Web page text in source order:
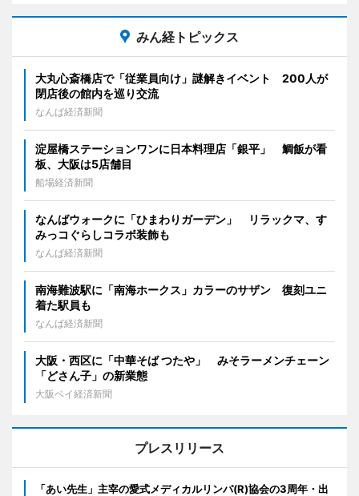
みん経トピックス
大丸心斎橋店で「従業員向け」謎解きイベント 200人が
閉店後の館内を巡り交流
なんば経済新聞
淀屋橋ステーションワンに日本料理店「銀平」 鯛飯が看
板、大阪は5店舗目
船場経済新聞
なんばウォークに「ひまわりガーデン」 リラックマ、す
みっコぐらしコラボ装飾も
なんば経済新聞
南海難波駅に「南海ホークス」カラーのサザン 復刻ユニ
着た駅員も
なんば経済新聞
大阪・西区に「中華そば つたや」 みそラーメンチェーン
「どさん子」の新業態
大阪ベイ経済新聞
プレスリリース
「あい先生」主宰の愛式メディカルリンパ(R)協会の3周年・出